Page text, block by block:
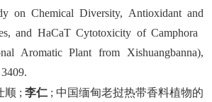
on Chemical Diversity, Antioxidant and
and HaCaT Cytotoxicity of Camphora
Aromatic Plant from Xishuangbanna),
顺 ; 李仁 ; 中国缅甸老挝热带香料植物的